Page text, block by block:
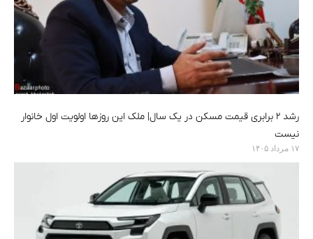
رشد ۲ برابری قیمت مسکن در یک سال| ملک این روزها اولویت اول خانوار
نیست
۱۷ مرداد ۱۴۰۵